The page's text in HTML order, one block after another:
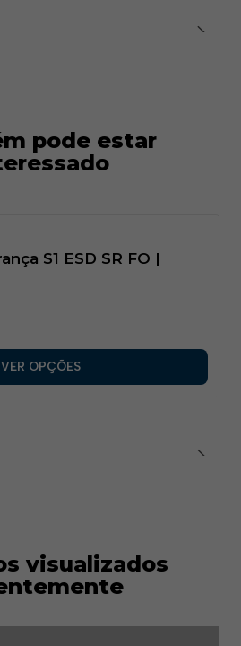
pode estar
S1 ESD SR FO |
VER OPÇÕES
visualizados